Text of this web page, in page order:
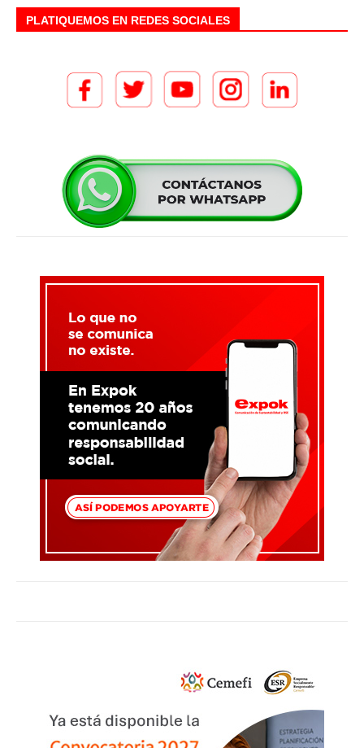
PLATIQUEMOS EN REDES SOCIALES